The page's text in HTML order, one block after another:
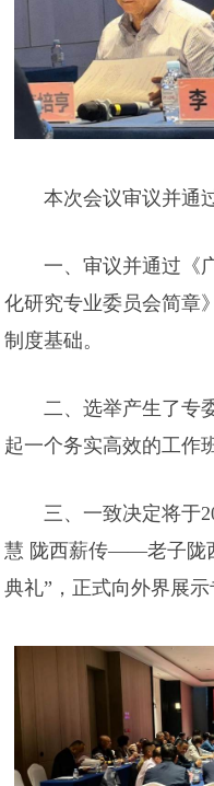
本次会议审议并通
一、审议并通过《
化研究专业委员会简章
制度基础。
二、选举产生了专
起一个务实高效的工作
三、一致决定将于
慧 陇西薪传——老子陇
典礼”，正式向外界展示